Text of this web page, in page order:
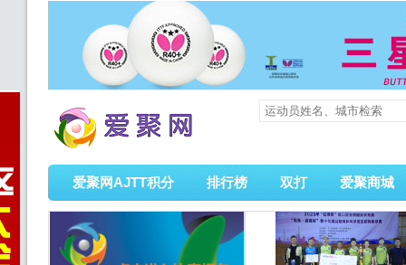
爱聚网AJTT积分 排行榜 双打 爱聚商城